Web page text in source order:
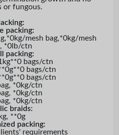
or fungous.
packing:
mesh bag,*0kg/mesh
*0lb/ctn
packing:
bags/ctn
bags/ctn
bags/ctn
*0kg/ctn
*0kg/ctn
*0kg/ctn
braids:
**0g
packing:
requirements